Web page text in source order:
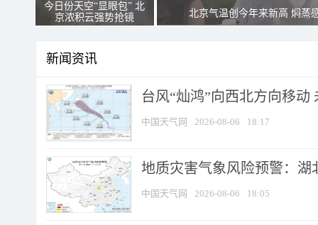
今日份天空“显眼包” 北
京浓积云强势抢镜
北京气温创今年来新高 焖蒸
新闻资讯
台风“灿鸿”向西北方向移动
中国天气网 2026-08-06 18:17
地质灾害气象风险预警：湖
中国天气网 2026-08-06 18:05